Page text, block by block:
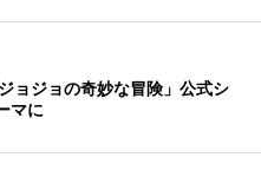
ョジョの奇妙な冒険」公式シ
マに